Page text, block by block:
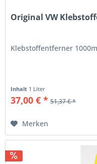
Original VW
Klebstoffentferner
Inhalt 1 Liter
37,00 € * 51,37 € *
Merken